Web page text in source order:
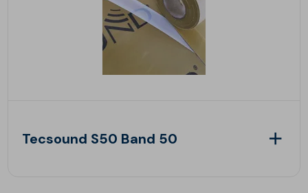
Tecsound S50 Band 50